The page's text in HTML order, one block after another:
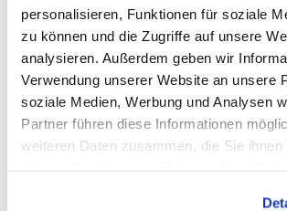
personalisieren, Funktionen für soziale
zu können und die Zugriffe auf unsere
analysieren. Außerdem geben wir
Verwendung unserer Website an unsere
soziale Medien, Werbung und Analysen
Partner führen diese Informationen
weiteren Daten zusammen, die Sie ihnen